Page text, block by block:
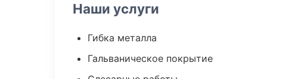
Наши услуги
Гибка металла
Гальваническое покрытие